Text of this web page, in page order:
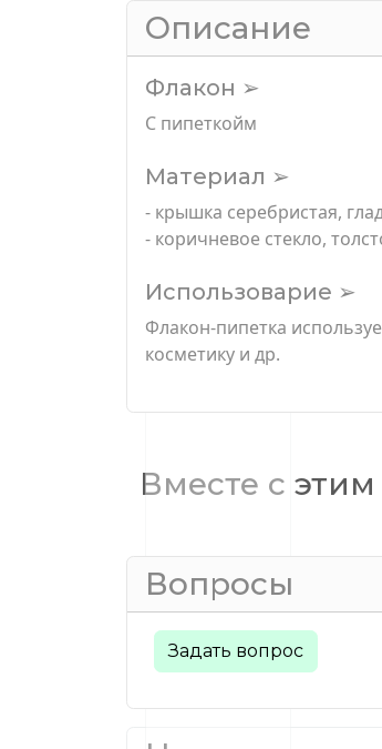
Описание
Флакон ➢
С пипеткойм
Материал ➢
- крышка серебристая,
- коричневое стекло,
Использоварие ➢
Флакон-пипетка
косметику и др.
Вместе с
Вопросы
Задать вопрос